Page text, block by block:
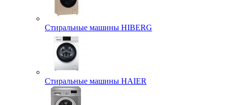
Стиральные машины HIBERG
Стиральные машины HAIER